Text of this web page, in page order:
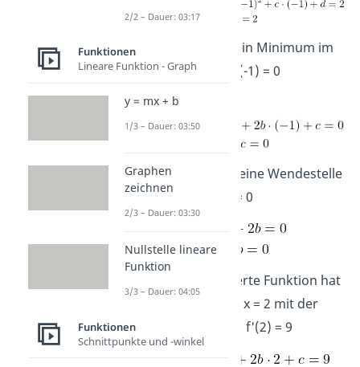
II Der Graph hat ein Minimum im
Punkt (-1|2).
f'(-1) = 0
III Der Graph hat eine Wendestelle
bei x = 1.
f“(1) = 0
IV Die rekonstruierte Funktion hat
eine Tangente bei x = 2 mit der
Steigung m = 9.
f'(2) = 9
2/2 – Dauer: 03:17
Funktionen
Lineare Funktion - Graph
y = mx + b
1/3 – Dauer: 03:50
Graphen
zeichnen
2/3 – Dauer: 03:30
Nullstelle lineare
Funktion
3/3 – Dauer: 04:05
Funktionen
Schnittpunkte und -winkel